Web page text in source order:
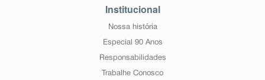
Institucional
Nossa história
Especial 90 Anos
Responsabilidades
Trabalhe Conosco